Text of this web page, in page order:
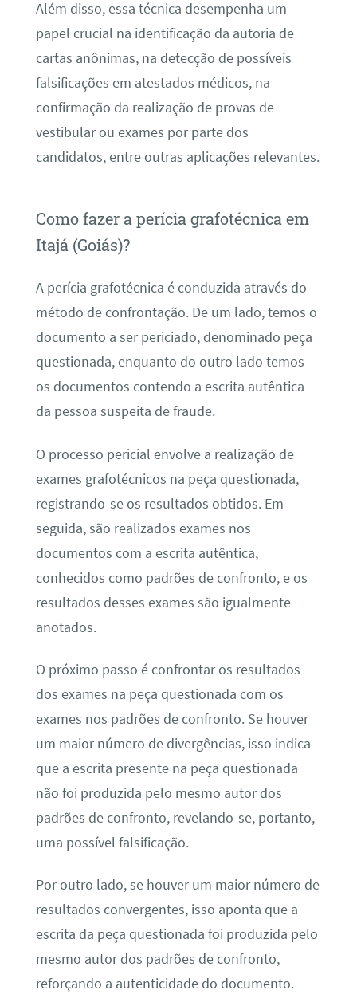
Além disso, essa técnica desempenha um
papel crucial na identificação da autoria de
cartas anônimas, na detecção de possíveis
falsificações em atestados médicos, na
confirmação da realização de provas de
vestibular ou exames por parte dos
candidatos, entre outras aplicações relevantes.
Como fazer a perícia grafotécnica em
Itajá (Goiás)?
A perícia grafotécnica é conduzida através do
método de confrontação. De um lado, temos o
documento a ser periciado, denominado peça
questionada, enquanto do outro lado temos
os documentos contendo a escrita autêntica
da pessoa suspeita de fraude.
O processo pericial envolve a realização de
exames grafotécnicos na peça questionada,
registrando-se os resultados obtidos. Em
seguida, são realizados exames nos
documentos com a escrita autêntica,
conhecidos como padrões de confronto, e os
resultados desses exames são igualmente
anotados.
O próximo passo é confrontar os resultados
dos exames na peça questionada com os
exames nos padrões de confronto. Se houver
um maior número de divergências, isso indica
que a escrita presente na peça questionada
não foi produzida pelo mesmo autor dos
padrões de confronto, revelando-se, portanto,
uma possível falsificação.
Por outro lado, se houver um maior número de
resultados convergentes, isso aponta que a
escrita da peça questionada foi produzida pelo
mesmo autor dos padrões de confronto,
reforçando a autenticidade do documento.